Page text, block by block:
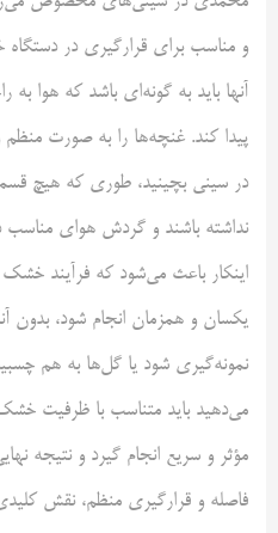
و مناسب برای قرارگیری در دستگاه
آنها باید به گونه‌ای باشد که هوا
پیدا کند. غنچه‌ها را به صورت
در سینی بچینید، طوری که هیچ
نداشته باشند و گردش هوای مناسب
اینکار باعث می‌شود که فرآیند
یکسان و همزمان انجام شود،
نمونه‌گیری شود یا گل‌ها به هم
می‌دهید باید متناسب با ظرفیت
مؤثر و سریع انجام گیرد و نتیجه
فاصله و قرارگیری منظم، نقش